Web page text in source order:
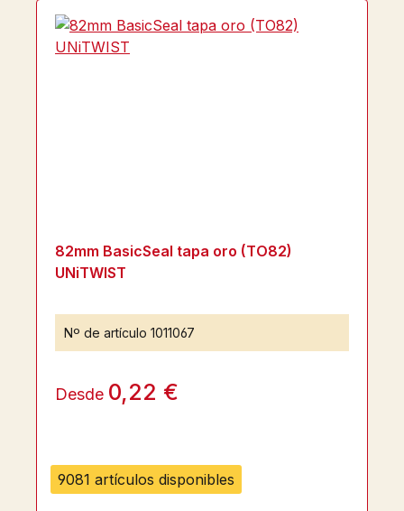
9081 artículos disponibles
82mm BasicSeal tapa oro (TO82)
UNiTWIST
Nº de artículo 1011067
Desde 0,22 €